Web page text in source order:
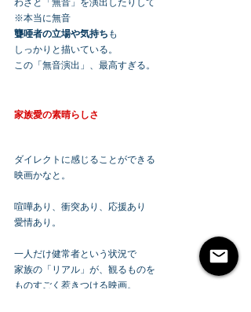
※本当に無音
聾唖者の立場や気持ち も
しっかりと描いている。
この「無音演出」、最高すぎる。
家族愛の素晴らしさ
ダイレクトに感じることができる
映画かなと。
喧嘩あり、衝突あり、応援あり
愛情あり。
一人だけ健常者という状況で
家族の「リアル」が、観るものを
ものすごく惹きつける映画。